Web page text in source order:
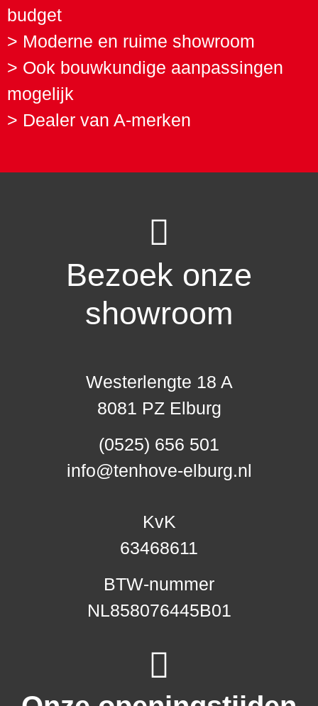
budget
> Moderne en ruime showroom
> Ook bouwkundige aanpassingen
mogelijk
> Dealer van A-merken
Bezoek onze
showroom
Westerlengte 18 A
8081 PZ Elburg
(0525) 656 501
info@tenhove-elburg.nl
KvK
63468611
BTW-nummer
NL858076445B01